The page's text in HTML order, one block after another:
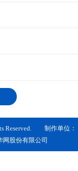
Reserved. 制作单位：
股份有限公司